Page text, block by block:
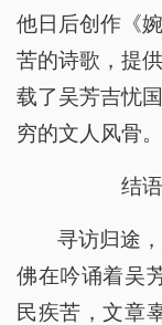
他日后创作《
苦的诗歌，提
载了吴芳吉忧
穷的文人风骨。
结
寻访归途
佛在吟诵着吴
民疾苦，文章